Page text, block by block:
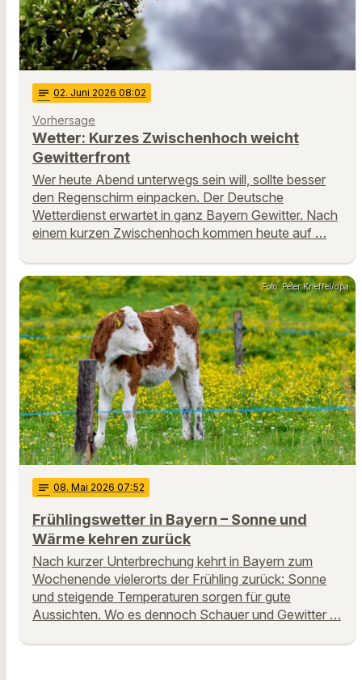
notes 02. Juni 2026 08:02
Vorhersage
Wetter: Kurzes Zwischenhoch weicht
Gewitterfront
Wer heute Abend unterwegs sein will, sollte besser
den Regenschirm einpacken. Der Deutsche
Wetterdienst erwartet in ganz Bayern Gewitter. Nach
einem kurzen Zwischenhoch kommen heute auf …
Foto: Peter Kneffel/dpa
notes 08. Mai 2026 07:52
Frühlingswetter in Bayern – Sonne und
Wärme kehren zurück
Nach kurzer Unterbrechung kehrt in Bayern zum
Wochenende vielerorts der Frühling zurück: Sonne
und steigende Temperaturen sorgen für gute
Aussichten. Wo es dennoch Schauer und Gewitter …